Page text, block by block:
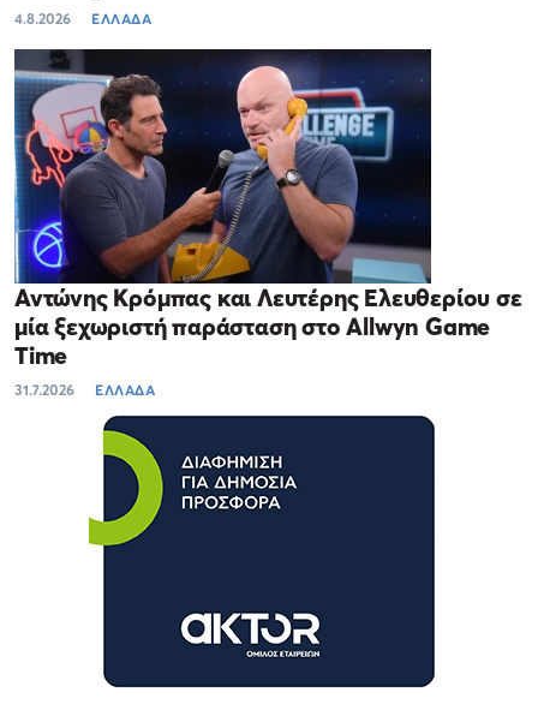
4.8.2026 ΕΛΛΑΔΑ
Αντώνης Κρόμπας και Λευτέρης Ελευθερίου σε
μία ξεχωριστή παράσταση στο Allwyn Game
Time
31.7.2026 ΕΛΛΑΔΑ